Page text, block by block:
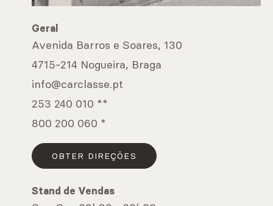
Geral
Avenida Barros e Soares, 130
4715-214 Nogueira, Braga
info@carclasse.pt
253 240 010 **
800 200 060 *
OBTER DIREÇÕES
Stand de Vendas